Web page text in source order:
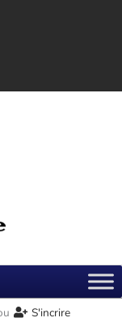
S'incrire